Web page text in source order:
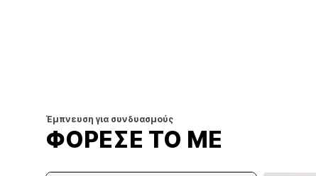
Έμπνευση για συνδυασμούς
ΦΟΡΕΣΕ ΤΟ ΜΕ